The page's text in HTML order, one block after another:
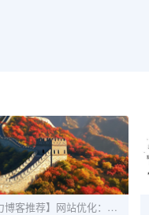
【舍力博客推荐】网站优化：软文营销如日中天，优势何在？